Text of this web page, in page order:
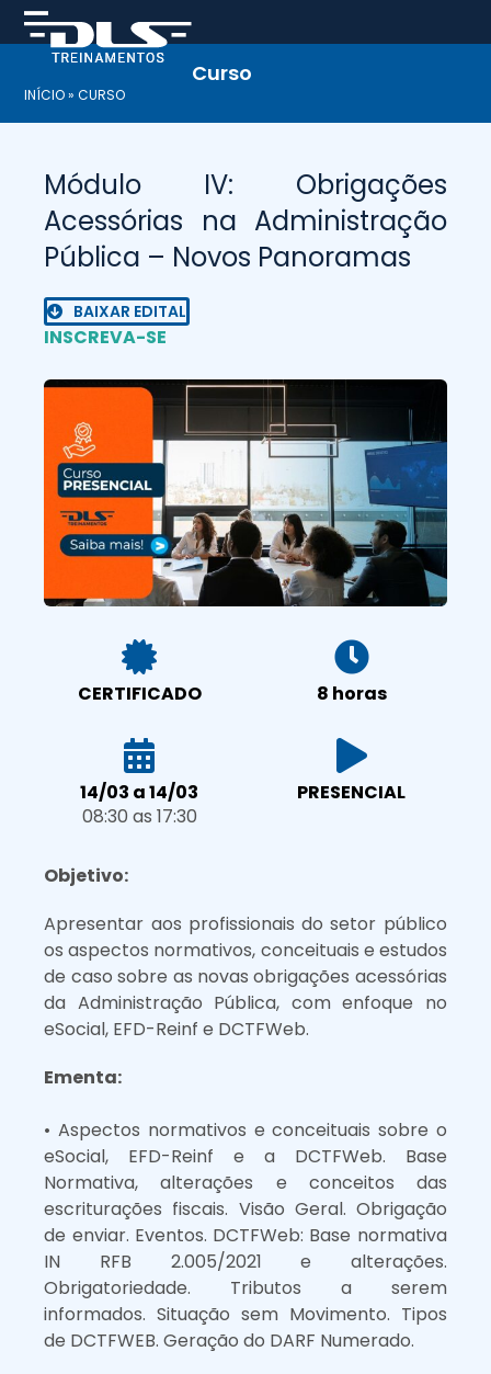
Skip
to
content
Curso
INÍCIO»CURSO
Módulo IV: Obrigações
Acessórias na Administração
Pública – Novos Panoramas
BAIXAR EDITAL
INSCREVA-SE
CERTIFICADO 8 horas
14/03 a 14/03
08:30 as 17:30
PRESENCIAL
Objetivo:
Apresentar aos profissionais do setor público
os aspectos normativos, conceituais e estudos
de caso sobre as novas obrigações acessórias
da Administração Pública, com enfoque no
eSocial, EFD-Reinf e DCTFWeb.
Ementa:
• Aspectos normativos e conceituais sobre o
eSocial, EFD-Reinf e a DCTFWeb. Base
Normativa, alterações e conceitos das
escriturações fiscais. Visão Geral. Obrigação
de enviar. Eventos. DCTFWeb: Base normativa
IN RFB 2.005/2021 e alterações.
Obrigatoriedade. Tributos a serem
informados. Situação sem Movimento. Tipos
de DCTFWEB. Geração do DARF Numerado.